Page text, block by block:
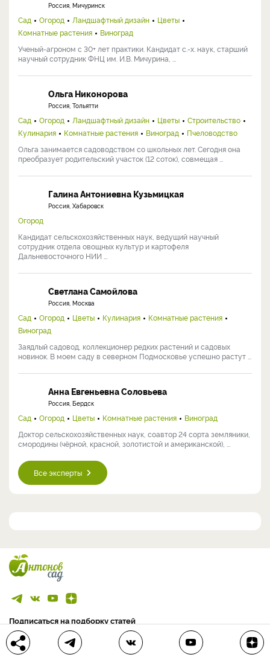
Россия, Мичуринск
Сад Огород Ландшафтный дизайн
Цветы
Комнатные растения
Виноград
Ученый-агроном с 30+ лет практики. Кандидат с.-х. наук, старший
научный сотрудник ФНЦ им. И.В. Мичурина, ...
Ольга Никонорова
Россия, Тольятти
Сад Огород Ландшафтный дизайн Цветы
Строительство
Кулинария
Комнатные растения Виноград
Пчеловодство
Ольга занимается садоводством со школьных лет. Сегодня она
преобразует родительский участок (12 соток), совмещая ...
Галина Антониевна Кузьмицкая
Россия, Хабаровск
Огород
Кандидат сельскохозяйственных наук, ведущий научный
сотрудник отдела овощных культур и картофеля
Дальневосточного НИИ ...
Светлана Самойлова
Россия, Москва
Сад Огород Цветы Кулинария
Комнатные растения
Виноград
Заядлый садовод, коллекционер редких растений и садовых
новинок. В моем саду в северном Подмосковье успешно растут ...
Анна Евгеньевна Соловьева
Россия, Бердск
Сад Огород Цветы Комнатные растения
Виноград
Доктор сельскохозяйственных наук, соавтор 24 сорта земляники,
смородины (чёрной, красной, золотистой и американской), ...
Все эксперты
Подписаться на подборку статей
>